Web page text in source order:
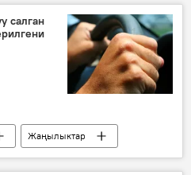
салган
Жаңылыктар